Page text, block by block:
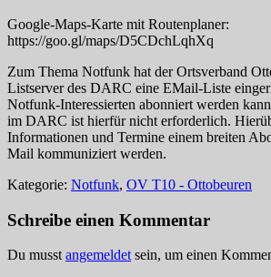
Google-Maps-Karte mit Routenplaner:
https://goo.gl/maps/D5CDchLqhXq
Zum Thema Notfunk hat der Ortsverband
Listserver des DARC eine EMail-Liste
Notfunk-Interessierten abonniert werden
im DARC ist hierfür nicht erforderlich.
Informationen und Termine einem breiten
Mail kommuniziert werden.
Kategorie: Notfunk, OV T10 - Ottobeuren
Schreibe einen Kommentar
Du musst angemeldet sein, um einen